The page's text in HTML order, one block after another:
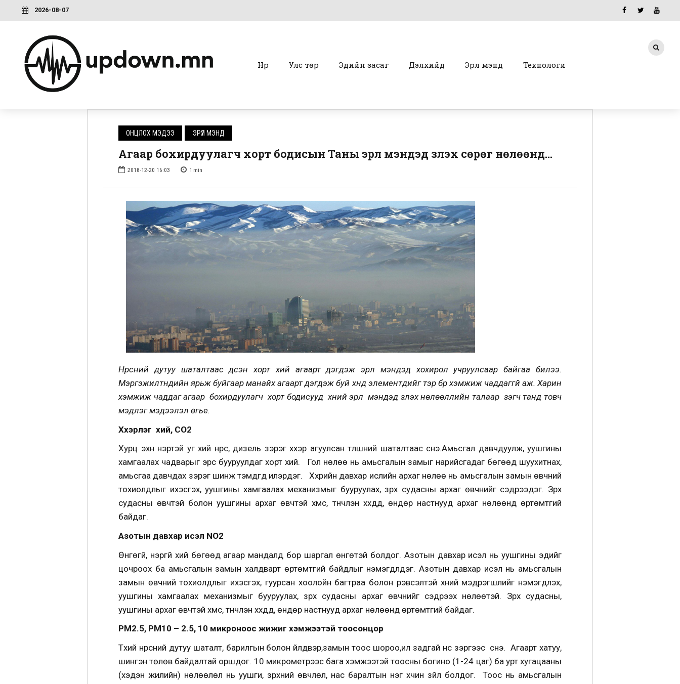
2026-08-07
Нүүр Улс төр Эдийн засаг Дэлхийд Эрүүл мэнд Технологи
ОНЦЛОХ МЭДЭЭ ЭРҮҮЛ МЭНД
Агаар бохирдуулагч хорт бодисын Таны эрүүл мэндэд үзүүлэх сөрөг нөлөөнүүд…
2018-12-20 16:03 1 min
Нүүрсний дутуу шаталтаас үүдсэн хорт хий агаарт дэгдэж эрүүл мэндэд хохирол учруулсаар байгаа билээ.
Мэргэжилтнүүдийнярьж буйгаар манайх агаарт дэгдэж буй хүнд элементүүдийг тэр бүр хэмжиж чаддаггүй аж. Харин
хэмжиж чаддаг агаар бохирдуулагч хорт бодисууд хүний эрүүл мэндэд үзүүлэх нөлөөллийн талаар үзэгч танд товч
мэдлэг мэдээлэл өгье.
Хүхэрлэг хий, CO2
Хурц эхүүн үнэртэй уг хий нүүрс, дизель зэрэг хүхэр агуулсан түлшний шаталтаас үүснэ.Амьсгал давчдуулж, уушгины
хамгаалах чадварыг эрс бууруулдаг хорт хий. Гол нөлөө нь амьсгалын замыг нарийсгадаг бөгөөд шуухитнах,
амьсгаа давчдах зэрэг шинж тэмдгүүд илэрдэг. Хүхрийн давхар ислийн архаг нөлөө нь амьсгалын замын өвчний
тохиолдлыг ихэсгэх, уушгины хамгаалах механизмыг бууруулах, зүрх судасны архаг өвчнийг сэдрээдэг. Зүрх
судасны өвчтэй болон уушгины архаг өвчтэй хүмүүс, түүнчлэн хүүхдүүд, өндөр настнууд архаг нөлөөнд өртөмтгий
байдаг.
Азотын давхар исэл NO2
Өнгөгүй, үнэргүй хий бөгөөд агаар мандалд бор шаргал өнгөтэй болдог. Азотын давхар исэл нь уушгины эдийг
цочроох ба амьсгалын замын халдварт өртөмтгий байдлыг нэмэгдүүлдэг. Азотын давхар исэл нь амьсгалын
замын өвчний тохиолдлыг ихэсгэх, гуурсан хоолойн багтраа болон үрэвсэлтэй хүний мэдрэгшлийг нэмэгдүүлэх,
уушгины хамгаалах механизмыг бууруулах, зүрх судасны архаг өвчнийг сэдрээх нөлөөтэй. Зүрх судасны,
уушгины архаг өвчтэй хүмүүс, түүнчлэн хүүхдүүд, өндөр настнууд архаг нөлөөнд өртөмтгий байдаг.
РМ2.5, РМ10 – 2.5, 10 микроноос жижиг хэмжээтэй тоосонцор
Түүхий нүүрсний дутуу шаталт, барилгын болон үйлдвэр,замын тоос шороо,ил задгай үнс зэргээс үүснэ. Агаарт хатуу,
шингэн төлөв байдалтай оршдог. 10 микрометрээс бага хэмжээтэй тоосны богино (1-24 цаг) ба урт хугацааны
(хэдэн жилийн) нөлөөлөл нь уушги, зүрхний өвчлөл, нас баралтын нэг хүчин зүйл болдог. Тоос нь амьсгалын